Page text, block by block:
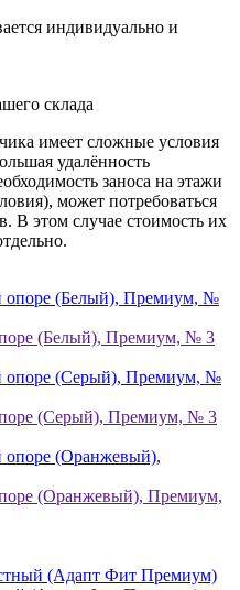
индивидуально и
склада
имеет сложные условия
удалённость
заноса на этажи
может потребоваться
В этом случае стоимость их
(Белый), Премиум, № 3
(Серый), Премиум, № 3
(Оранжевый), Премиум,